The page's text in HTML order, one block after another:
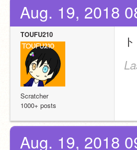
Aug. 19, 2018
TOUFU210
Scratcher
1000+ posts
Aug. 19, 2018